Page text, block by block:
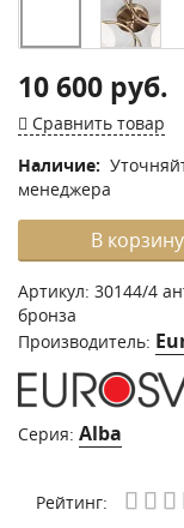
10 600 руб.
Сравнить товар
Наличие:
менеджера
В корзину
Артикул: 30144/4
бронза
Производитель:
Серия: Alba
Рейтинг: